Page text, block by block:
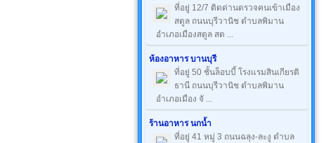
ที่อยู่ 12/7 ติดด่านตรวจคนเข้าเมือง
สตูล ถนนบุรีวานิช ตำบลพิมาน
อำเภอเมืองสตูล สต ...
ห้องอาหาร บานบุรี
ที่อยู่ 50 ชั้นล็อบบี้ โรงแรมสินเกียรติ
ธานี ถนนบุรีวานิช ตำบลพิมาน
อำเภอเมือง จั ...
ร้านอาหาร นกน้ำ
ที่อยู่ 41 หมู่ 3 ถนนฉลุง-ละงู ตำบล